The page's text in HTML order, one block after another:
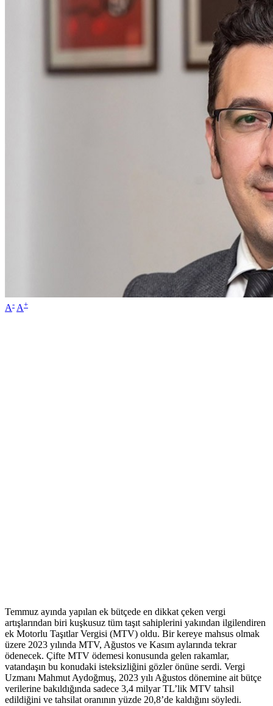
A- A+
Temmuz ayında yapılan ek bütçede en dikkat çeken vergi
artışlarından biri kuşkusuz tüm taşıt sahiplerini yakından ilgilendiren
ek Motorlu Taşıtlar Vergisi (MTV) oldu. Bir kereye mahsus olmak
üzere 2023 yılında MTV, Ağustos ve Kasım aylarında tekrar
ödenecek. Çifte MTV ödemesi konusunda gelen rakamlar,
vatandaşın bu konudaki isteksizliğini gözler önüne serdi. Vergi
Uzmanı Mahmut Aydoğmuş, 2023 yılı Ağustos dönemine ait bütçe
verilerine bakıldığında sadece 3,4 milyar TL’lik MTV tahsil
edildiğini ve tahsilat oranının yüzde 20,8’de kaldığını söyledi.